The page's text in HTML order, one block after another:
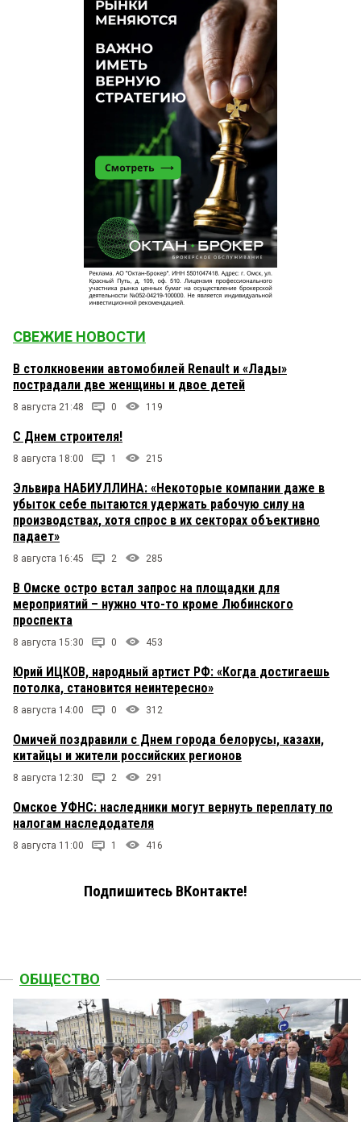
СВЕЖИЕ НОВОСТИ
В столкновении автомобилей Renault и «Лады»
пострадали две женщины и двое детей
8 августа 21:48 0 119
С Днем строителя!
8 августа 18:00 1 215
Эльвира НАБИУЛЛИНА: «Некоторые компании даже в
убыток себе пытаются удержать рабочую силу на
производствах, хотя спрос в их секторах объективно
падает»
8 августа 16:45 2 285
В Омске остро встал запрос на площадки для
мероприятий – нужно что-то кроме Любинского
проспекта
8 августа 15:30 0 453
Юрий ИЦКОВ, народный артист РФ: «Когда достигаешь
потолка, становится неинтересно»
8 августа 14:00 0 312
Омичей поздравили с Днем города белорусы, казахи,
китайцы и жители российских регионов
8 августа 12:30 2 291
Омское УФНС: наследники могут вернуть переплату по
налогам наследодателя
8 августа 11:00 1 416
Подпишитесь ВКонтакте!
ОБЩЕСТВО